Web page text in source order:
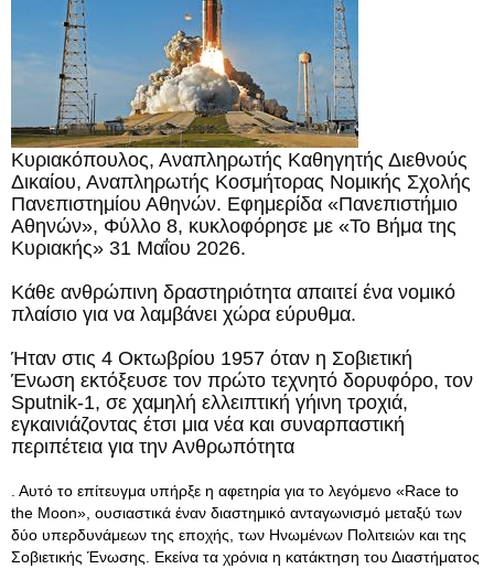
Κυριακόπουλος, Αναπληρωτής Καθηγητής Διεθνούς
Δικαίου, Αναπληρωτής Κοσμήτορας Νομικής Σχολής
Πανεπιστημίου Αθηνών. Εφημερίδα «Πανεπιστήμιο
Αθηνών», Φύλλο 8, κυκλοφόρησε με «Το Βήμα της
Κυριακής» 31 Μαΐου 2026.
Κάθε ανθρώπινη δραστηριότητα απαιτεί ένα νομικό
πλαίσιο για να λαμβάνει χώρα εύρυθμα.
Ήταν στις 4 Οκτωβρίου 1957 όταν η Σοβιετική
Ένωση εκτόξευσε τον πρώτο τεχνητό δορυφόρο, τον
Sputnik-1, σε χαμηλή ελλειπτική γήινη τροχιά,
εγκαινιάζοντας έτσι μια νέα και συναρπαστική
περιπέτεια για την Ανθρωπότητα
. Αυτό το επίτευγμα υπήρξε η αφετηρία για το λεγόμενο «Race to
the Moon», ουσιαστικά έναν διαστημικό ανταγωνισμό μεταξύ των
δύο υπερδυνάμεων της εποχής, των Ηνωμένων Πολιτειών και της
Σοβιετικής Ένωσης. Εκείνα τα χρόνια η κατάκτηση του Διαστήματος